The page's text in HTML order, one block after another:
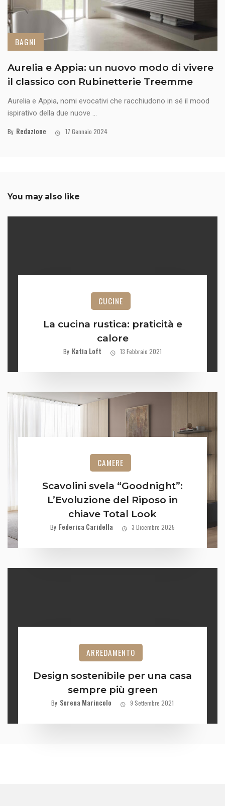
BAGNI
Aurelia e Appia: un nuovo modo di vivere
il classico con Rubinetterie Treemme
Aurelia e Appia, nomi evocativi che racchiudono in sé il mood
ispirativo della due nuove ...
By Redazione 17 Gennaio 2024
You may also like
CUCINE
La cucina rustica: praticità e
calore
By Katia Loft 13 Febbraio 2021
CAMERE
Scavolini svela “Goodnight”:
L’Evoluzione del Riposo in
chiave Total Look
By Federica Caridella 3 Dicembre 2025
ARREDAMENTO
Design sostenibile per una casa
sempre più green
By Serena Marincolo 9 Settembre 2021